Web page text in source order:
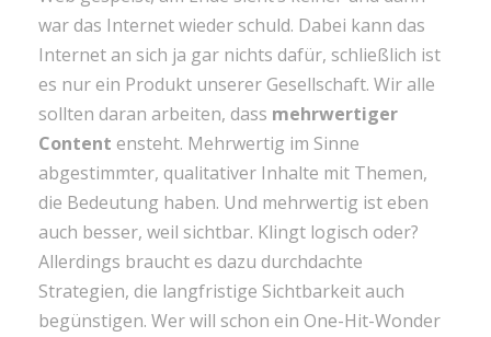
war das Internet wieder schuld. Dabei kann das
Internet an sich ja gar nichts dafür, schließlich ist
es nur ein Produkt unserer Gesellschaft. Wir alle
sollten daran arbeiten, dass mehrwertiger
Content ensteht. Mehrwertig im Sinne
abgestimmter, qualitativer Inhalte mit Themen,
die Bedeutung haben. Und mehrwertig ist eben
auch besser, weil sichtbar. Klingt logisch oder?
Allerdings braucht es dazu durchdachte
Strategien, die langfristige Sichtbarkeit auch
begünstigen. Wer will schon ein One-Hit-Wonder